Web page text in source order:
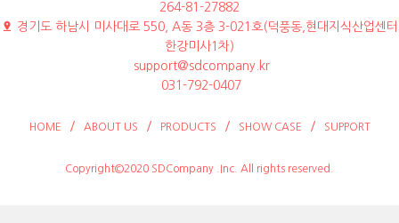
264-81-27882
경기도 하남시 미사대로 550, A동 3층 3-021호(덕풍동,현대지식산업센터
한강미사1차)
support@sdcompany.kr
031-792-0407
HOME ABOUT US PRODUCTS SHOW CASE SUPPORT
Copyright©2020 SDCompany .Inc. All rights reserved.